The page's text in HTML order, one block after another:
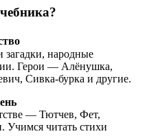
народные
Герои — Алёнушка,
Сивка-бурка и другие.
— Тютчев, Фет,
Учимся читать стихи